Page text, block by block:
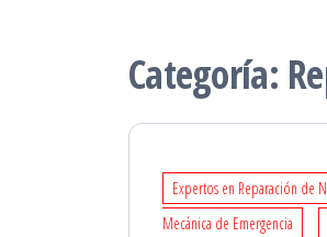
Categoría:
Expertos en Reparación de
Mecánica de Emergencia